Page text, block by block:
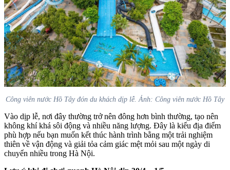
Công viên nước Hồ Tây đón du khách dịp lễ. Ảnh: Công viên nước Hồ Tây
Vào dịp lễ, nơi đây thường trở nên đông hơn bình thường, tạo nên
không khí khá sôi động và nhiều năng lượng. Đây là kiểu địa điểm
phù hợp nếu bạn muốn kết thúc hành trình bằng một trải nghiệm
thiên về vận động và giải tỏa cảm giác mệt mỏi sau một ngày di
chuyển nhiều trong Hà Nội.